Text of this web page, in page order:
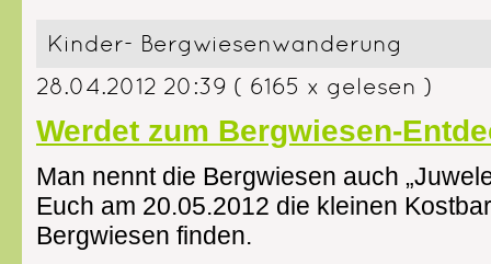
Kinder- Bergwiesenwanderung
28.04.2012 20:39 ( 6165 x gelesen )
Werdet zum Bergwiesen-
Man nennt die Bergwiesen auch
Euch am 20.05.2012 die kleinen
Bergwiesen finden.